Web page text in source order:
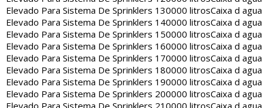
Elevado Para Sistema De Sprinklers 130000 litrosCaixa d agua
Elevado Para Sistema De Sprinklers 140000 litrosCaixa d agua
Elevado Para Sistema De Sprinklers 150000 litrosCaixa d agua
Elevado Para Sistema De Sprinklers 160000 litrosCaixa d agua
Elevado Para Sistema De Sprinklers 170000 litrosCaixa d agua
Elevado Para Sistema De Sprinklers 180000 litrosCaixa d agua
Elevado Para Sistema De Sprinklers 190000 litrosCaixa d agua
Elevado Para Sistema De Sprinklers 200000 litrosCaixa d agua